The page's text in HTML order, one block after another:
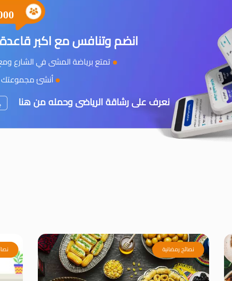
انضم وتنافس مع اكبر
تمتع برياضة المشى في الشارع ومع
أنشئ مجموعتك
نعرف على رشاقة الرياضى وحمله من هنا
نصائح رمضانية